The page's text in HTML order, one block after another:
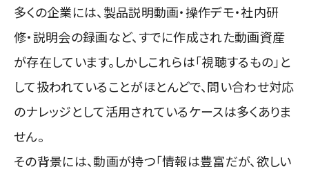
多くの企業には、製品説明動画・操作デモ・社内研
修・説明会の録画など、すでに作成された動画資産
が存在しています。しかしこれらは「視聴するもの」と
して扱われていることがほとんどで、問い合わせ対応
のナレッジとして活用されているケースは多くありま
せん。
その背景には、動画が持つ「情報は豊富だが、欲しい